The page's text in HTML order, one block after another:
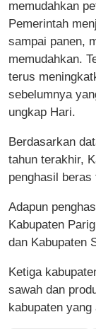
memudahkan
Pemerintah
sampai panen,
memudahkan.
terus
sebelumnya
ungkap Hari.
Berdasarkan
tahun terakhir,
penghasil beras
Adapun
Kabupaten
dan Kabupaten
Ketiga
sawah dan
kabupaten